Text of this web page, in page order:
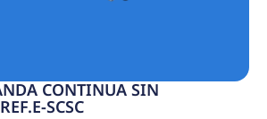
CONTINUA SIN
SCSC